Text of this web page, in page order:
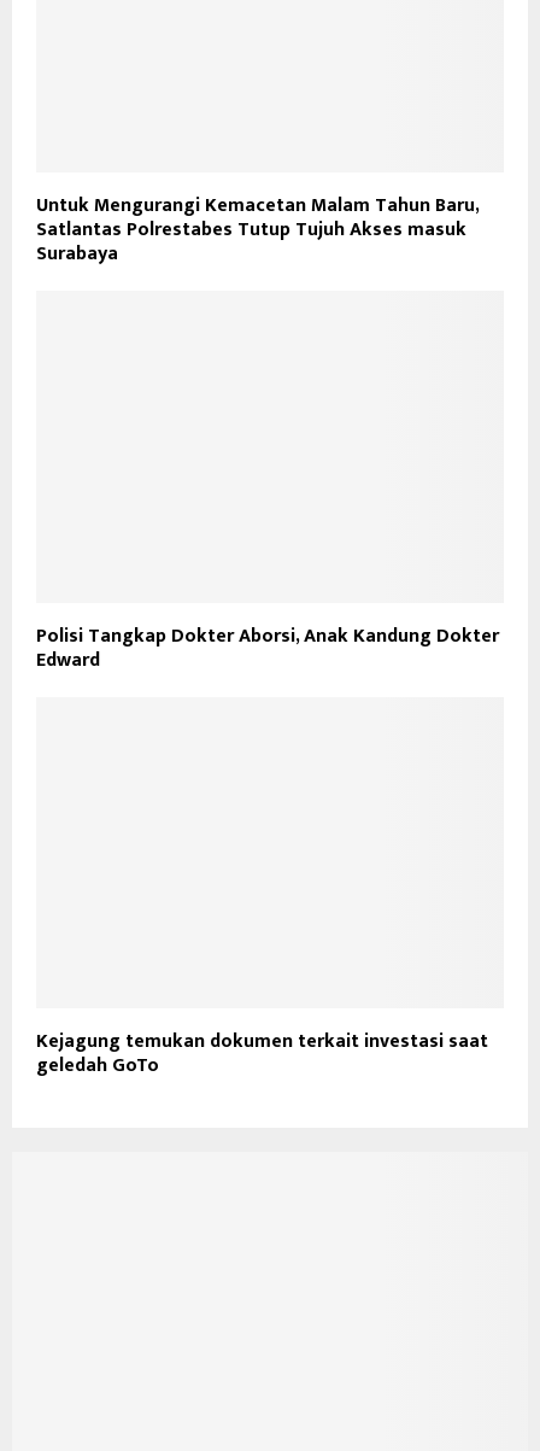
Untuk Mengurangi Kemacetan Malam Tahun Baru,
Satlantas Polrestabes Tutup Tujuh Akses masuk
Surabaya
Polisi Tangkap Dokter Aborsi, Anak Kandung Dokter
Edward
Kejagung temukan dokumen terkait investasi saat
geledah GoTo